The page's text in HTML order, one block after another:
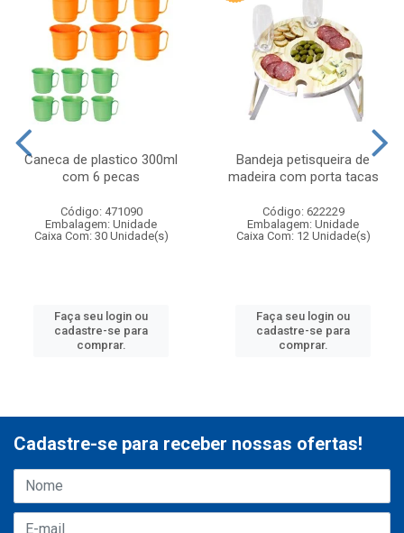
Caneca de plastico 300ml
com 6 pecas
Código: 471090
Embalagem: Unidade
Caixa Com: 30 Unidade(s)
Faça seu login ou
cadastre-se para
comprar.
Bandeja petisqueira de
madeira com porta tacas
Código: 622229
Embalagem: Unidade
Caixa Com: 12 Unidade(s)
Faça seu login ou
cadastre-se para
comprar.
Cadastre-se para receber nossas ofertas!